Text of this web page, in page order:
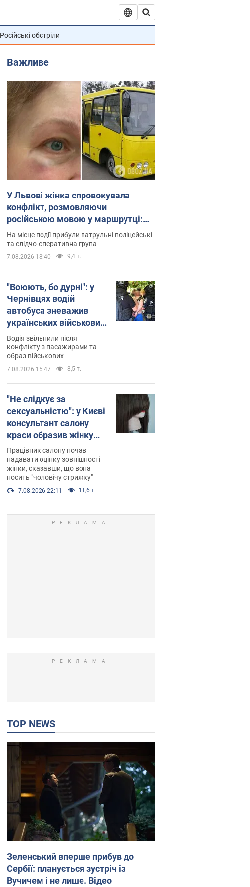
Російські обстріли
Важливе
У Львові жінка спровокувала
конфлікт, розмовляючи
російською мовою у маршрутці:
поліція склала адмінпротокол.
Відео
На місце події прибули патрульні поліцейські
та слідчо-оперативна група
7.08.2026 18:40 9,4 т.
"Воюють, бо дурні": у
Чернівцях водій
автобуса зневажив
українських військових
і поплатився. Відео
Водія звільнили після
конфлікту з пасажирами та
образ військових
7.08.2026 15:47 8,5 т.
"Не слідкує за
сексуальністю": у Києві
консультант салону
краси образив жінку
після хімієтерапії,
розгорівся скандал.
Фото
Працівник салону почав
надавати оцінку зовнішності
жінки, сказавши, що вона
носить "чоловічу стрижку"
7.08.2026 22:11 11,6 т.
TOP NEWS
Зеленський вперше прибув до
Сербії: планується зустріч із
Вучичем і не лише. Відео